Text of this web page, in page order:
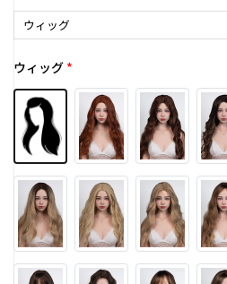
ウィッグ *